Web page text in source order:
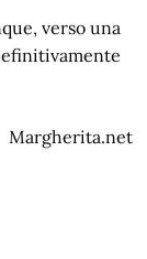
verso una
Margherita.net